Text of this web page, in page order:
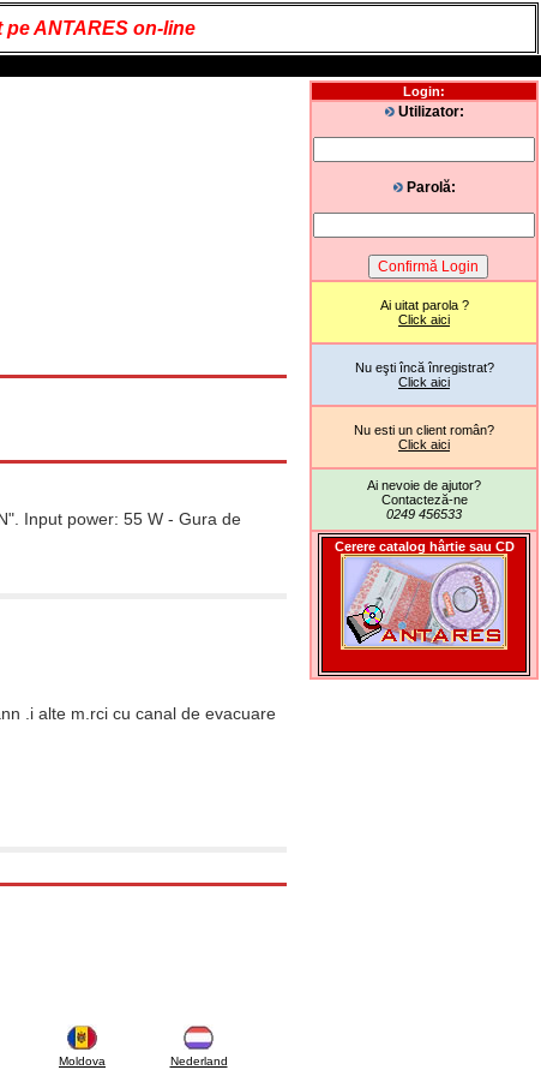
ANTARES on-line
Input power: 55 W - Gura de
.i alte m.rci cu canal de evacuare
Moldova Nederland
Login:
Utilizator:
Parolă:
Ai uitat parola ?
Click aici
Nu eşti încă înregistrat?
Click aici
Nu esti un client român?
Click aici
Ai nevoie de ajutor?
Contacteză-ne
0249 456533
Cerere catalog hârtie sau CD